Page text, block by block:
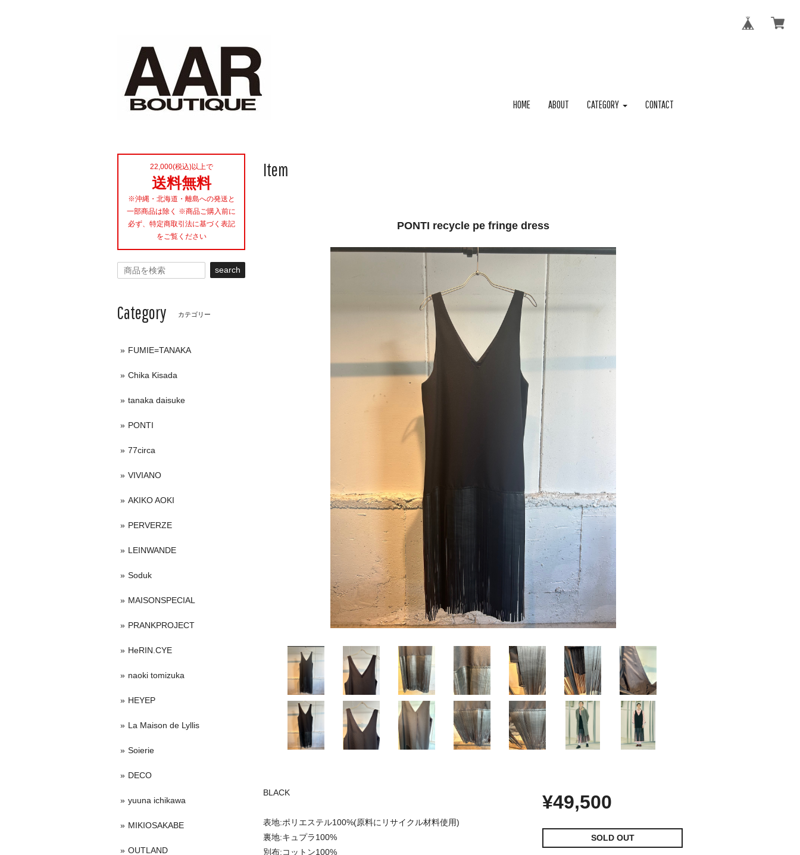
HOME ABOUT CATEGORY CONTACT
Item
PONTI recycle pe fringe dress
BLACK
表地:ポリエステル100%(原料にリサイクル材料使用)
裏地:キュプラ100%
別布:コットン100%
¥49,500
SOLD OUT
22,000(税込)以上で
送料無料
※沖縄・北海道・離島への発送と
一部商品は除く ※商品ご購入前に
必ず、特定商取引法に基づく表記
をご覧ください
search
Category カテゴリー
FUMIE=TANAKA
Chika Kisada
tanaka daisuke
PONTI
77circa
VIVIANO
AKIKO AOKI
PERVERZE
LEINWANDE
Soduk
MAISONSPECIAL
PRANKPROJECT
HeRIN.CYE
naoki tomizuka
HEYEP
La Maison de Lyllis
Soierie
DECO
yuuna ichikawa
MIKIOSAKABE
OUTLAND